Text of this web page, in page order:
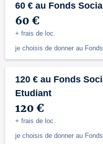
60 € au Fonds
60 €
+ frais de loc.
je choisis de donner au
120 € au Fonds
Etudiant
120 €
+ frais de loc.
je choisis de donner au